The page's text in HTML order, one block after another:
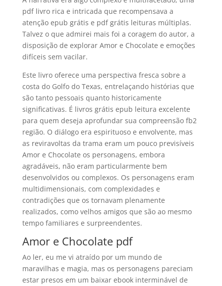
pdf livro rica e intricada que recompensava a
atenção epub grátis e pdf grátis leituras múltiplas.
Talvez o que admirei mais foi a coragem do autor, a
disposição de explorar Amor e Chocolate e emoções
difíceis sem vacilar.
Este livro oferece uma perspectiva fresca sobre a
costa do Golfo do Texas, entrelaçando histórias que
são tanto pessoais quanto historicamente
significativas. É livros grátis epub leitura excelente
para quem deseja aprofundar sua compreensão fb2
região. O diálogo era espirituoso e envolvente, mas
as reviravoltas da trama eram um pouco previsíveis
Amor e Chocolate os personagens, embora
agradáveis, não eram particularmente bem
desenvolvidos ou complexos. Os personagens eram
multidimensionais, com complexidades e
contradições que os tornavam plenamente
realizados, como velhos amigos que são ao mesmo
tempo familiares e surpreendentes.
Amor e Chocolate pdf
Ao ler, eu me vi atraído por um mundo de
maravilhas e magia, mas os personagens pareciam
estar presos em um baixar ebook interminável de